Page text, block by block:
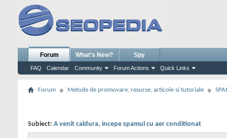
Forum
FAQ Calendar Community Forum Actions Quick Links
What's New? Spy
Forum Metode de promovare, resurse, articole si tutoriale
Subiect: A venit caldura, incepe spamul cu aer conditionat